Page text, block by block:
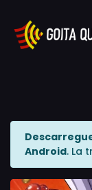
Android. La